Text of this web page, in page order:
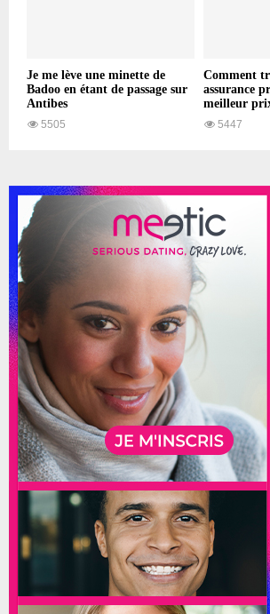
Je me lève une minette de
Badoo en étant de passage sur
Antibes
5505
Comment
assurance
meilleur
5447